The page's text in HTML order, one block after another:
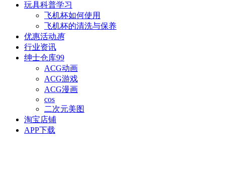
玩具科普学习
飞机杯如何使用
飞机杯的清洗与保养
优惠活动惠
行业资讯
绅士仓库99
ACG动画
ACG游戏
ACG漫画
cos
二次元美图
淘宝店铺
APP下载